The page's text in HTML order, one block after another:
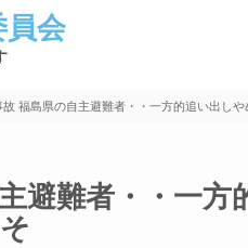
員会
故 福島県の自主避難者・・一方的追い出し
避難者・・一